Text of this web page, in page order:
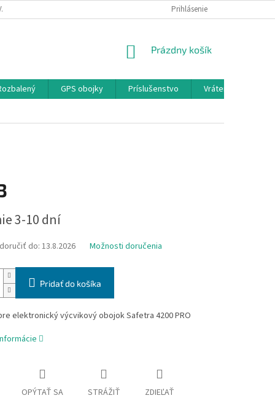
A PLATBA PODMIENKY OCHRANY OSOBNÝCH ÚDAJOV
Prihlásenie
NÁKUPNÝ
Prázdny košík
GPS obojky Príslušenstvo
3-10 dní
do: 13.8.2026 Možnosti doručenia
Pridať do košíka
elektronický výcvikový obojok Safetra 4200 PRO
OPÝTAŤ SA STRÁŽIŤ ZDIEĽAŤ